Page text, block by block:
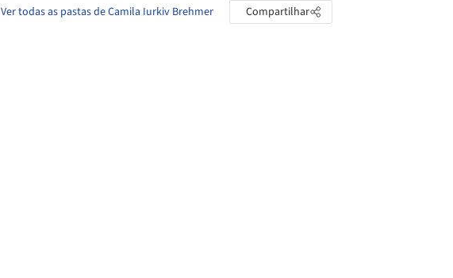
Ver todas as pastas de Camila Iurkiv Brehmer Compartilhar